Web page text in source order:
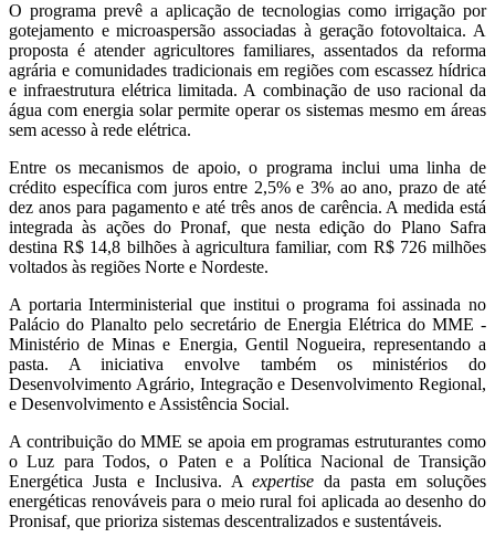
O programa prevê a aplicação de tecnologias como irrigação por
gotejamento e microaspersão associadas à geração fotovoltaica. A
proposta é atender agricultores familiares, assentados da reforma
agrária e comunidades tradicionais em regiões com escassez hídrica
e infraestrutura elétrica limitada. A combinação de uso racional da
água com energia solar permite operar os sistemas mesmo em áreas
sem acesso à rede elétrica.
Entre os mecanismos de apoio, o programa inclui uma linha de
crédito específica com juros entre 2,5% e 3% ao ano, prazo de até
dez anos para pagamento e até três anos de carência. A medida está
integrada às ações do Pronaf, que nesta edição do Plano Safra
destina R$ 14,8 bilhões à agricultura familiar, com R$ 726 milhões
voltados às regiões Norte e Nordeste.
A portaria Interministerial que institui o programa foi assinada no
Palácio do Planalto pelo secretário de Energia Elétrica do MME -
Ministério de Minas e Energia, Gentil Nogueira, representando a
pasta. A iniciativa envolve também os ministérios do
Desenvolvimento Agrário, Integração e Desenvolvimento Regional,
e Desenvolvimento e Assistência Social.
A contribuição do MME se apoia em programas estruturantes como
o Luz para Todos, o Paten e a Política Nacional de Transição
Energética Justa e Inclusiva. Aexpertise da pasta em soluções
energéticas renováveis para o meio rural foi aplicada ao desenho do
Pronisaf, que prioriza sistemas descentralizados e sustentáveis.